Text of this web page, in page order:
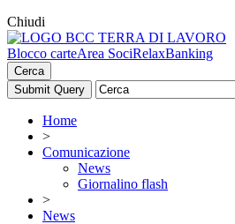
Chiudi
Blocco carteArea SociRelaxBanking
Cerca
Home
>
Comunicazione
News
Giornalino flash
>
News